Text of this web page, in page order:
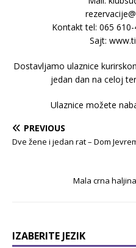
Kontakt tel: 065
Sajt:
Dostavljamo ulaznice
jedan dan na celoj
Ulaznice možete
PREVIOUS
Dve žene i jedan rat – Dom
Mala crna
IZABERITE JEZIK